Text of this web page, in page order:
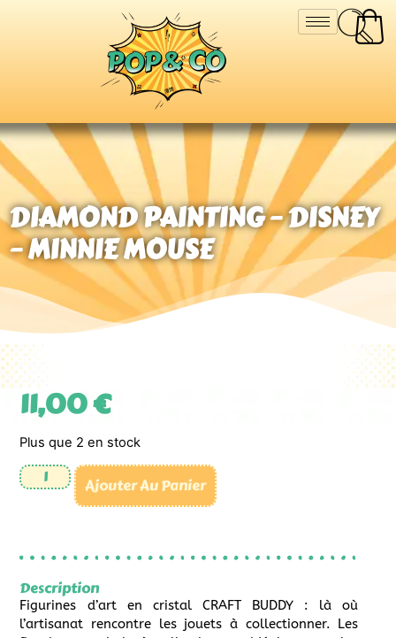
DIAMOND PAINTING – DISNEY
– MINNIE MOUSE
11,00€
Plus que 2 en stock
Ajouter Au Panier
Description
Figurines d’art en cristal CRAFT BUDDY : là où
l’artisanat rencontre les jouets à collectionner. Les